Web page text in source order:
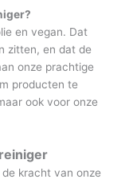
en vegan. Dat
zitten, en dat de
onze prachtige
producten te
ook voor onze
kracht van onze